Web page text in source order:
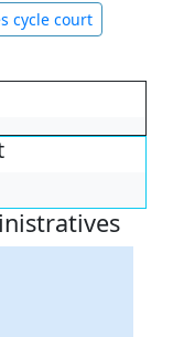
cycle court